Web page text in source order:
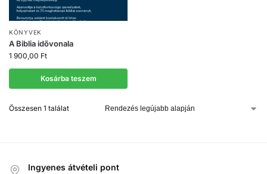
KÖNYVEK
A Biblia idővonala
1 900,00 Ft
Kosárba teszem
Összesen 1 találat
Ingyenes átvételi pont